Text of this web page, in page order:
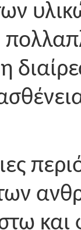
η
και